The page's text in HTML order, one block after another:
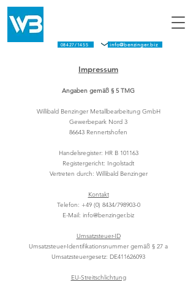
08434/798903-0 info@benzinger.biz
08427/1455 info@benzinger.biz
Impressum
Angaben gemäß § 5 TMG
Willibald Benzinger Metallbearbeitung GmbH
Gewerbepark Nord 3
86643 Rennertshofen
Handelsregister: HR B 101163
Registergericht: Ingolstadt
Vertreten durch: Willibald Benzinger
Kontakt
Telefon: +49 (0) 8434/798903-0
E-Mail: info@benzinger.biz
Umsatzsteuer-ID
Umsatzsteuer-Identifikationsnummer gemäß § 27 a
Umsatzsteuergesetz: DE411626093
EU-Streitschlichtung